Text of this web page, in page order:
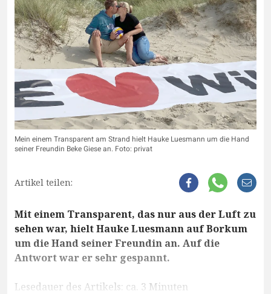
Mein einem Transparent am Strand hielt Hauke Luesmann um die Hand
seiner Freundin Beke Giese an. Foto: privat
Artikel teilen:
Mit einem Transparent, das nur aus der Luft zu
sehen war, hielt Hauke Luesmann auf Borkum
um die Hand seiner Freundin an. Auf die
Antwort war er sehr gespannt.
Lesedauer des Artikels: ca. 3 Minuten